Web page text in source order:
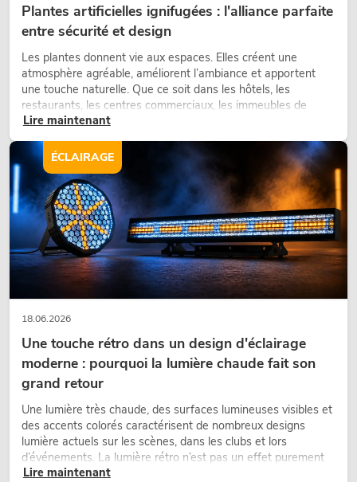
EUROLITE Set LED KLS Laser Bar PRO
FX + M-3 Speaker-system stand
Plantes artificielles ignifugées : l'alliance parfaite
entre sécurité et design
Les plantes donnent vie aux espaces. Elles créent une
atmosphère agréable, améliorent l’ambiance et apportent
une touche naturelle. Que ce soit dans les hôtels, les
restaurants, les centres commerciaux, les immeubles de
bureaux ou sur les stands d’exposition, une végétalisation de
d’aménagement modernes.
Lire maintenant
18.06.2026
Une touche rétro dans un design d'éclairage
moderne : pourquoi la lumière chaude fait son
grand retour
Une lumière très chaude, des surfaces lumineuses visibles et
des accents colorés caractérisent de nombreux designs
lumière actuels sur les scènes, dans les clubs et lors
d’événements. La lumière rétro n’est pas un effet purement
nostalgique, mais un outil de conception utilisé de manière
Lire maintenant
ÉCLAIRAGE